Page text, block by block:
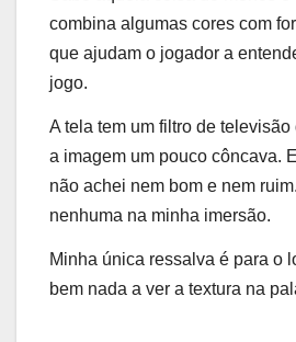
combina algumas cores com
que ajudam o jogador a
jogo.
A tela tem um filtro de
a imagem um pouco côncava.
não achei nem bom e nem
nenhuma na minha imersão.
Minha única ressalva é para o
bem nada a ver a textura na